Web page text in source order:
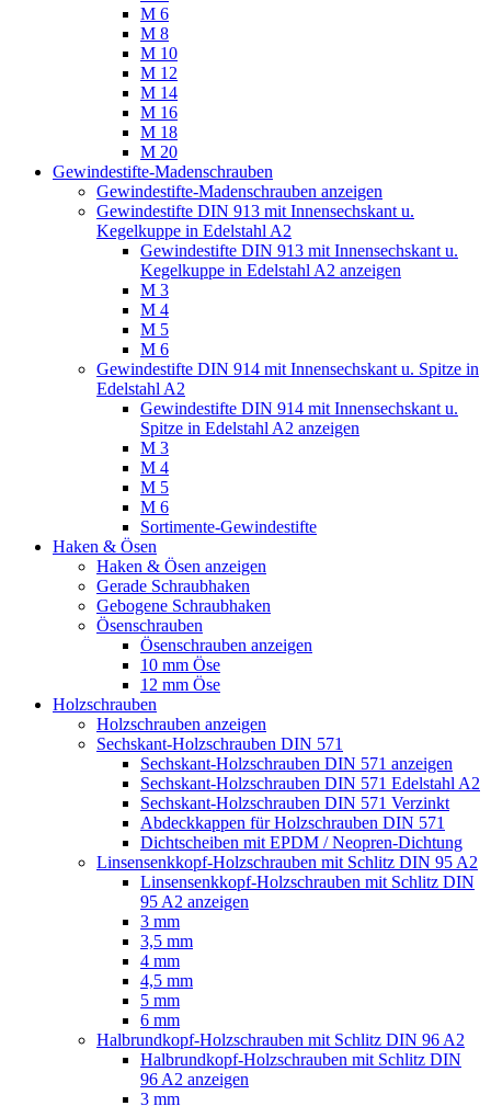
M 6
M 8
M 10
M 12
M 14
M 16
M 18
M 20
Gewindestifte-Madenschrauben
Gewindestifte-Madenschrauben anzeigen
Gewindestifte DIN 913 mit Innensechskant u.
Kegelkuppe in Edelstahl A2
Gewindestifte DIN 913 mit Innensechskant u.
Kegelkuppe in Edelstahl A2 anzeigen
M 3
M 4
M 5
M 6
Gewindestifte DIN 914 mit Innensechskant u. Spitze in
Edelstahl A2
Gewindestifte DIN 914 mit Innensechskant u.
Spitze in Edelstahl A2 anzeigen
M 3
M 4
M 5
M 6
Sortimente-Gewindestifte
Haken & Ösen
Haken & Ösen anzeigen
Gerade Schraubhaken
Gebogene Schraubhaken
Ösenschrauben
Ösenschrauben anzeigen
10 mm Öse
12 mm Öse
Holzschrauben
Holzschrauben anzeigen
Sechskant-Holzschrauben DIN 571
Sechskant-Holzschrauben DIN 571 anzeigen
Sechskant-Holzschrauben DIN 571 Edelstahl A2
Sechskant-Holzschrauben DIN 571 Verzinkt
Abdeckkappen für Holzschrauben DIN 571
Dichtscheiben mit EPDM / Neopren-Dichtung
Linsensenkkopf-Holzschrauben mit Schlitz DIN 95 A2
Linsensenkkopf-Holzschrauben mit Schlitz DIN
95 A2 anzeigen
3 mm
3,5 mm
4 mm
4,5 mm
5 mm
6 mm
Halbrundkopf-Holzschrauben mit Schlitz DIN 96 A2
Halbrundkopf-Holzschrauben mit Schlitz DIN
96 A2 anzeigen
3 mm